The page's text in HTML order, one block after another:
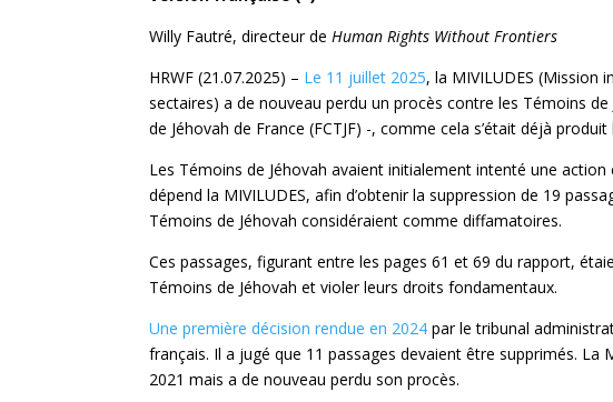
Willy Fautré, directeur deHuman Rights Without Frontiers
HRWF (21.07.2025) – Le 11 juillet 2025, la MIVILUDES (Mission
sectaires) a de nouveau perdu un procès contre les Témoins
de Jéhovah de France (FCTJF) -, comme cela s’était déjà produit
Les Témoins de Jéhovah avaient initialement intenté une
dépend la MIVILUDES, afin d’obtenir la suppression de 19
Témoins de Jéhovah considéraient comme diffamatoires.
Ces passages, figurant entre les pages 61 et 69 du rapport,
Témoins de Jéhovah et violer leurs droits fondamentaux.
Une première décision rendue en 2024 par le tribunal
français. Il a jugé que 11 passages devaient être supprimés. La
2021 mais a de nouveau perdu son procès.